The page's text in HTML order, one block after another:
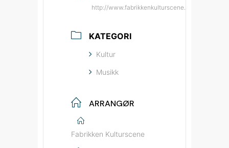
http://www.fabrikkenkulturscene.no/
KATEGORI
Kultur
Musikk
ARRANGØR
Fabrikken Kulturscene